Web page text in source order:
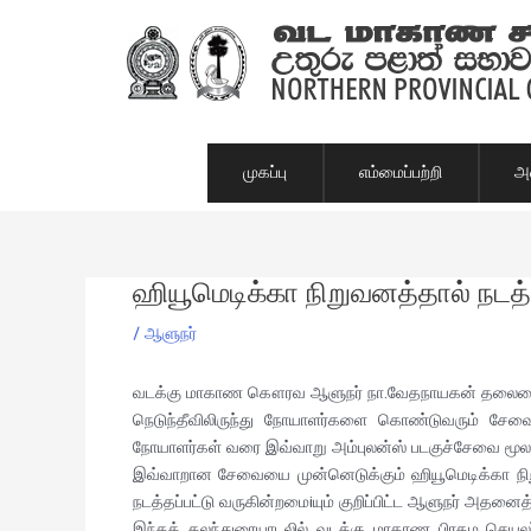
முகப்பு எம்மைப்பற்றி
ஹியூமெடிக்கா நிறுவனத்தால்
/ ஆளுநர்
வடக்கு மாகாண கௌரவ ஆளுநர் நா.வேதநாயகன்
நெடுந்தீவிலிருந்து நோயாளர்களை கொண்டுவரும்
நோயாளர்கள் வரை இவ்வாறு அம்புலன்ஸ் படகுச்சேவை
இவ்வாறான சேவையை முன்னெடுக்கும் ஹியூமெடிக்கா
நடத்தப்பட்டு வருகின்றமைiயும் குறிப்பிட்ட ஆளுநர்
Post
navigation